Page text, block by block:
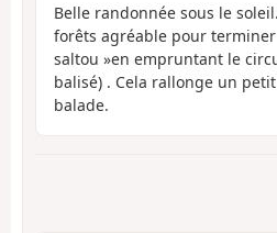
Belle randonnée sous le
forêts agréable pour
saltou »en empruntant le
balisé) . Cela rallonge un
balade.